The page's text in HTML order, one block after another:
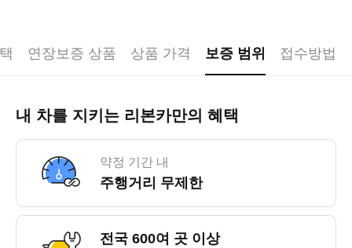
연장보증 상품 상품 가격 보증 범위 접수방법
내 차를 지키는 리본카만의 혜택
약정 기간 내
주행거리 무제한
전국 600여 곳 이상